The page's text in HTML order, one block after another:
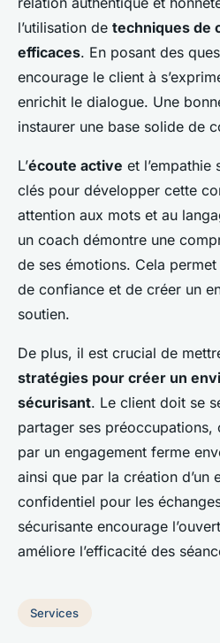
l’utilisation de techniques de
efficaces. En posant des
encourage le client à
enrichit le dialogue. Une
instaurer une base solide de
L’écoute active et
clés pour développer cette
attention aux mots et au
un coach démontre une
de ses émotions. Cela
de confiance et de créer un
soutien.
De plus, il est crucial de
stratégies pour créer un
sécurisant. Le client doit se
partager ses
par un engagement ferme
ainsi que par la création d’un
confidentiel pour les
sécurisante encourage
améliore l’efficacité des
Services